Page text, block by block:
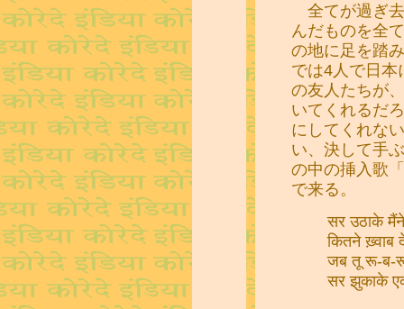
全てが過ぎ
んだものを全
の地に足を踏
では4人で日本
の友人たちが
いてくれるだ
にしてくれな
い、決して手
の中の挿入歌
で来る。
सर उठाके मैंने
कितने ख़्वाब
जब तू रू-ब-रू
सर झुकाके